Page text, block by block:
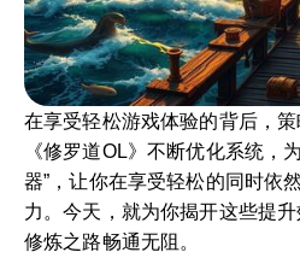
在享受轻松游戏体验的背后，策
《修罗道OL》不断优化系统，
器”，让你在享受轻松的同时依
力。今天，就为你揭开这些提
修炼之路畅通无阻。